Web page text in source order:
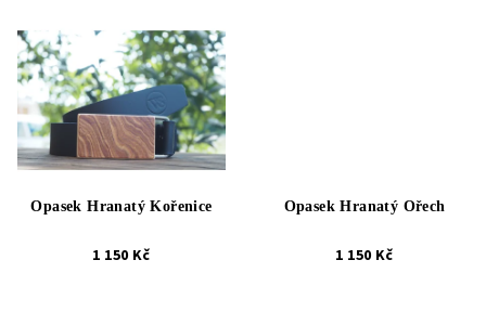
k
t
ů
Opasek Hranatý Kořenice
1 150 Kč
Opasek Hranatý Ořech
1 150 Kč